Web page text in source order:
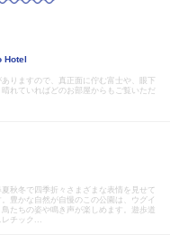
Hotel
りますので、真正面に佇む富士や、眼下
れていればどのお部屋からもご覧いただ
夏秋冬で四季折々さまざまな表情を見せて
豊かな自然が自慢のこの公園は、ウグイ
たちの姿や鳴き声が楽しめます。遊歩道
レチック...